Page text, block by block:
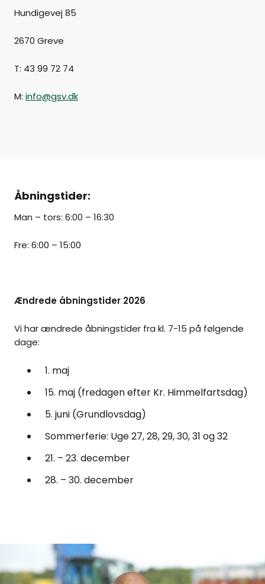
Hundigevej 85
2670 Greve
T: 43 99 72 74
M: info@gsv.dk
Åbningstider:
Man – tors: 6:00 – 16:30
Fre: 6:00 – 15:00
Ændrede åbningstider 2026
Vi har ændrede åbningstider fra kl. 7-15 på følgende
dage:
1. maj
15. maj (fredagen efter Kr. Himmelfartsdag)
5. juni (Grundlovsdag)
Sommerferie: Uge 27, 28, 29, 30, 31 og 32
21. – 23. december
28. – 30. december